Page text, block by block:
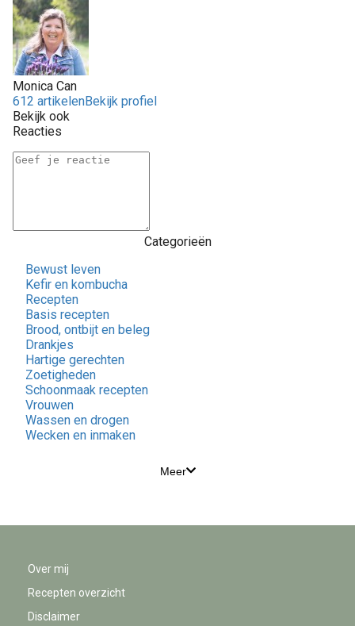
Monica Can
612 artikelenBekijk profiel
Bekijk ook
Reacties
Categorieën
Bewust leven
Kefir en kombucha
Recepten
Basis recepten
Brood, ontbijt en beleg
Drankjes
Hartige gerechten
Zoetigheden
Schoonmaak recepten
Vrouwen
Wassen en drogen
Wecken en inmaken
Meer
Over mij
Recepten overzicht
Disclaimer